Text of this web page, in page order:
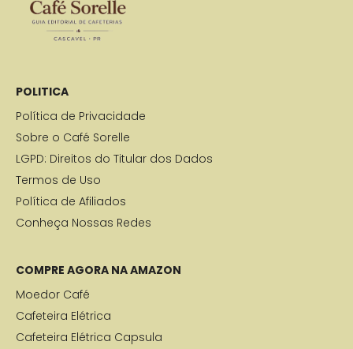
POLITICA
Política de Privacidade
Sobre o Café Sorelle
LGPD: Direitos do Titular dos Dados
Termos de Uso
Política de Afiliados
Conheça Nossas Redes
COMPRE AGORA NA AMAZON
Moedor Café
Cafeteira Elétrica
Cafeteira Elétrica Capsula